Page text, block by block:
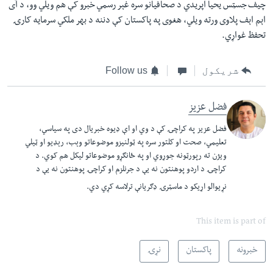
چيف جسټس يحيا اپريدي د صحافيانو سره غېر رسمي خبرو کې هم ويلي وو، د آی
اېم اېف پلاوى ورته ويلي، هغوی په پاکستان کې دننه د بهر ملکي سرمايه کارۍ
تحفظ غواړي.
شریکول Follow us
فضل عزیز
فضل عزيز په کراچۍ کې د وي او اې ډيوه خبريال دی په سياسي،
تعليمي، صحت او کلتور سره په ټولنيزو موضوعاتو وېب، رېډيو او ټيلي
ويژن ته رپورټونه جوړوي او په ځانګړو موضوعاتو ليکل هم کوي. د
کراچۍ د اردو پوهنتون نه يې د جرنلزم او کراچۍ پوهنتون نه يې د
نړيوالو اړيکو د ماسټرۍ ډګريانې ترلاسه کړي دي.​
This item is part of
خبرونه پاکستان نړۍ